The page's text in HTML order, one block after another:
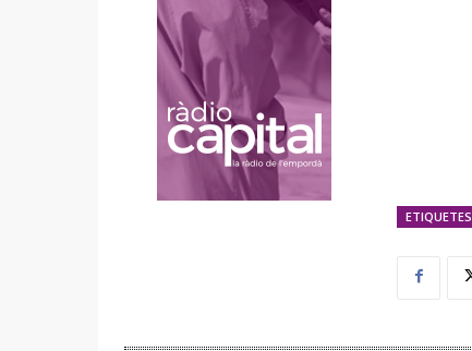
ETIQUETES